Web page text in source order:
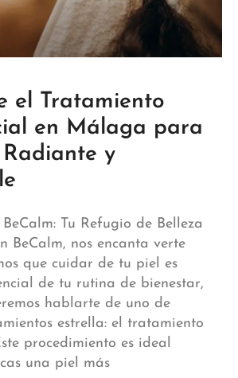
el Tratamiento
en Málaga para
y
Tu Refugio de Belleza
BeCalm, nos encanta verte
que cuidar de tu piel es
de tu rutina de bienestar,
hablarte de uno de
estrella: el tratamiento
procedimiento es ideal
una piel más